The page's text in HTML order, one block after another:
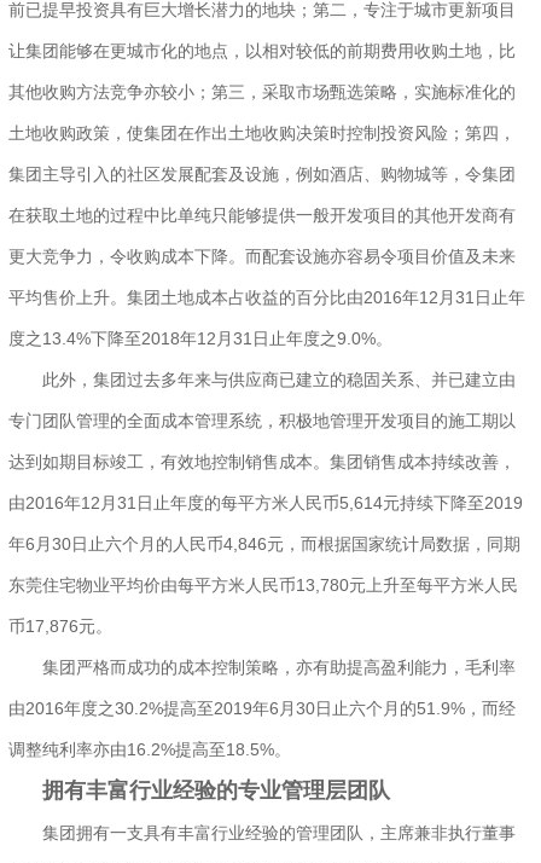
前已提早投资具有巨大增长潜力的地块；第二，专注于城市更新项目
让集团能够在更城市化的地点，以相对较低的前期费用收购土地，比
其他收购方法竞争亦较小；第三，采取市场甄选策略，实施标准化的
土地收购政策，使集团在作出土地收购决策时控制投资风险；第四，
集团主导引入的社区发展配套及设施，例如酒店、购物城等，令集团
在获取土地的过程中比单纯只能够提供一般开发项目的其他开发商有
更大竞争力，令收购成本下降。而配套设施亦容易令项目价值及未来
平均售价上升。集团土地成本占收益的百分比由2016年12月31日止年
度之13.4%下降至2018年12月31日止年度之9.0%。
此外，集团过去多年来与供应商已建立的稳固关系、并已建立由
专门团队管理的全面成本管理系统，积极地管理开发项目的施工期以
达到如期目标竣工，有效地控制销售成本。集团销售成本持续改善，
由2016年12月31日止年度的每平方米人民币5,614元持续下降至2019
年6月30日止六个月的人民币4,846元，而根据国家统计局数据，同期
东莞住宅物业平均价由每平方米人民币13,780元上升至每平方米人民
币17,876元。
集团严格而成功的成本控制策略，亦有助提高盈利能力，毛利率
由2016年度之30.2%提高至2019年6月30日止六个月的51.9%，而经
调整纯利率亦由16.2%提高至18.5%。
拥有丰富行业经验的专业管理层团队
集团拥有一支具有丰富行业经验的管理团队，主席兼非执行董事